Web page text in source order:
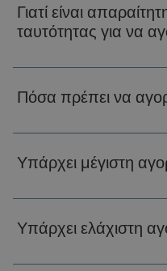
Γιατί είναι
ταυτότητας για να
Πόσα πρέπει να
Υπάρχει μέγιστη
Υπάρχει ελάχιστη